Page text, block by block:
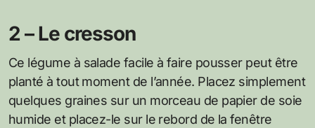
2 – Le cresson
Ce légume à salade facile à faire pousser peut être
planté à tout moment de l’année. Placez simplement
quelques graines sur un morceau de papier de soie
humide et placez-le sur le rebord de la fenêtre